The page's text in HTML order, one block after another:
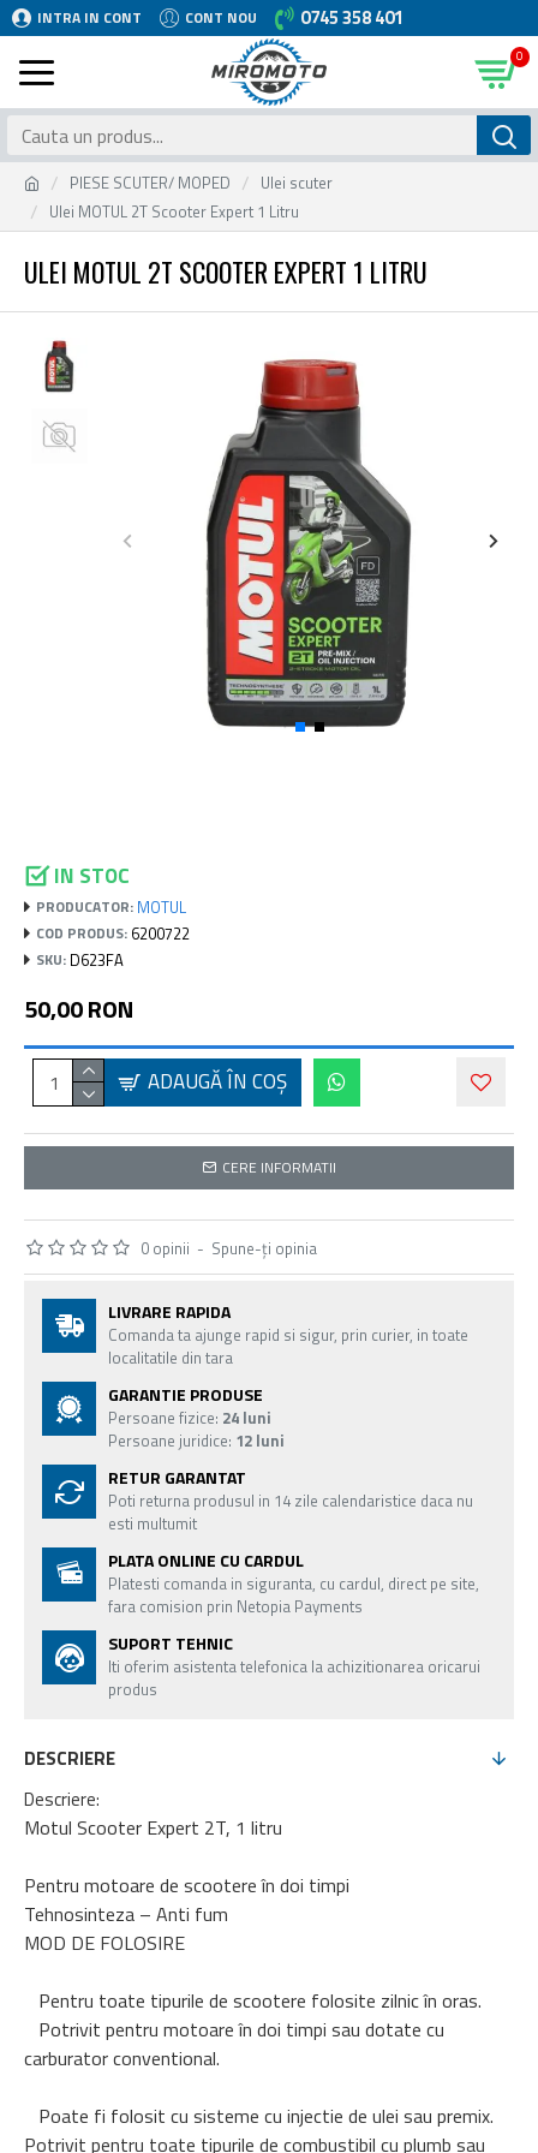
INTRA IN CONT CONT NOU 0745 358 401
0
PIESE SCUTER/ MOPED
Ulei scuter
Ulei MOTUL 2T Scooter Expert 1 Litru
ULEI MOTUL 2T SCOOTER EXPERT 1 LITRU
IN STOC
PRODUCATOR: MOTUL
COD PRODUS: 6200722
SKU: D623FA
0 opinii - Spune-ţi opinia
50,00 RON
ADAUGĂ ÎN COŞ
CERE INFORMATII
LIVRARE RAPIDA
Comanda ta ajunge rapid si sigur, prin curier, in toate
localitatile din tara
GARANTIE PRODUSE
Persoane fizice: 24 luni
Persoane juridice: 12 luni
RETUR GARANTAT
Poti returna produsul in 14 zile calendaristice daca nu
esti multumit
PLATA ONLINE CU CARDUL
Platesti comanda in siguranta, cu cardul, direct pe site,
fara comision prin Netopia Payments
SUPORT TEHNIC
Iti oferim asistenta telefonica la achizitionarea oricarui
produs
DESCRIERE
Descriere:
Motul Scooter Expert 2T, 1 litru
Pentru motoare de scootere în doi timpi
Tehnosinteza – Anti fum
MOD DE FOLOSIRE
Pentru toate tipurile de scootere folosite zilnic în oras.
Potrivit pentru motoare în doi timpi sau dotate cu
carburator conventional.
Poate fi folosit cu sisteme cu injectie de ulei sau premix.
Potrivit pentru toate tipurile de combustibil cu plumb sau